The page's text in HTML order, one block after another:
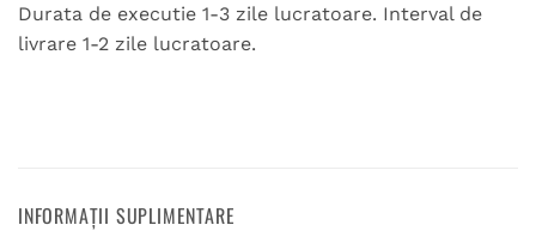
Durata de executie 1-3 zile lucratoare. Interval de
livrare 1-2 zile lucratoare.
INFORMAȚII SUPLIMENTARE